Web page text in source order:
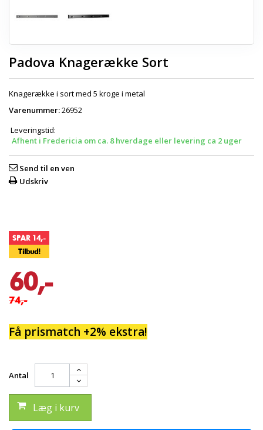
Padova Knagerække Sort
Knagerække i sort med 5 kroge i metal
Varenummer:26952
Leveringstid:
Afhent i Fredericia om ca. 8 hverdage eller levering ca 2 uger
Send til en ven
Udskriv
SPAR 14,-
Tilbud!
60,-
74,-
Få prismatch +2% ekstra!
Antal
Læg i kurv